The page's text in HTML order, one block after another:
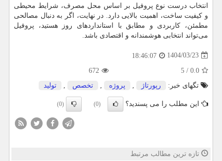
انتخاب درست نوع پروفیل بر اساس محل مصرف، شرایط محیطی
و کیفیت ساخت، اهمیت بالایی دارد. در نهایت، اگر به دنبال مصالحی
مطمئن، کاربردی و مطابق با استانداردهای روز هستید، پروفیل
می‌تواند انتخابی هوشمندانه و اقتصادی باشد.
1404/03/23
18:46:07
0.0
/
5
672
تگهای خبر:
رپورتاژ پروژه تخصص تولید
این مطلب را می پسندید؟ (0)
(0)
تازه ترین مطالب مرتبط